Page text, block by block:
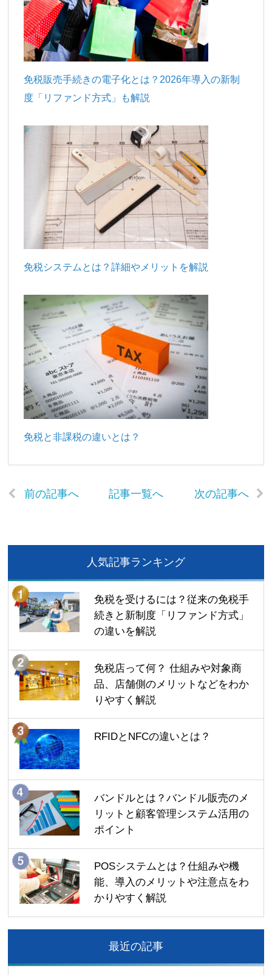
免税販売手続きの電子化とは？2026年導入の新制
度「リファンド方式」も解説
免税システムとは？詳細やメリットを解説
免税と非課税の違いとは？
前の記事へ 記事一覧へ 次の記事へ
人気記事ランキング
免税を受けるには？従来の免税手
続きと新制度「リファンド方式」
の違いを解説
免税店って何？ 仕組みや対象商
品、店舗側のメリットなどをわか
りやすく解説
RFIDとNFCの違いとは？
バンドルとは？バンドル販売のメ
リットと顧客管理システム活用の
ポイント
POSシステムとは？仕組みや機
能、導入のメリットや注意点をわ
かりやすく解説
最近の記事